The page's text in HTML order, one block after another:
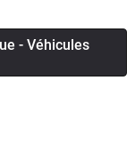
- Véhicules